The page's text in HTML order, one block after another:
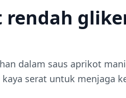
rendah
dalam saus aprikot
serat untuk menjaga